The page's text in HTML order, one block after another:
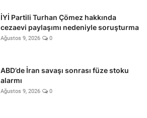
İYİ Partili Turhan Çömez hakkında
cezaevi paylaşımı nedeniyle soruşturma
Ağustos 9, 2026 0
ABD’de İran savaşı sonrası füze stoku
alarmı
Ağustos 9, 2026 0